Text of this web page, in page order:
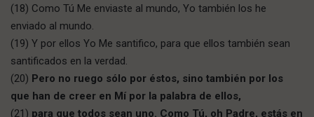
(18) Como Tú Me enviaste al mundo, Yo también los he
enviado al mundo.
(19) Y por ellos Yo Me santifico, para que ellos también sean
santificados en la verdad.
(20) Pero no ruego sólo por éstos, sino también por los
que han de creer en Mí por la palabra de ellos,
(21) para que todos sean uno. Como Tú, oh Padre, estás en